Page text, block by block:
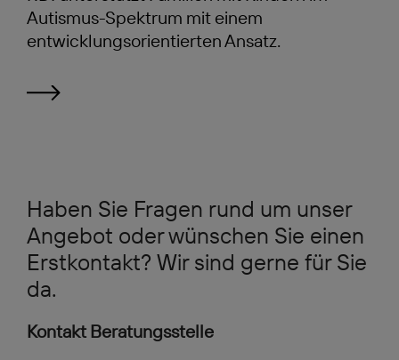
Autismus-Spektrum mit einem
entwicklungsorientierten Ansatz.
Haben Sie Fragen rund um unser
Angebot oder wünschen Sie einen
Erstkontakt? Wir sind gerne für Sie
da.
Kontakt Beratungsstelle